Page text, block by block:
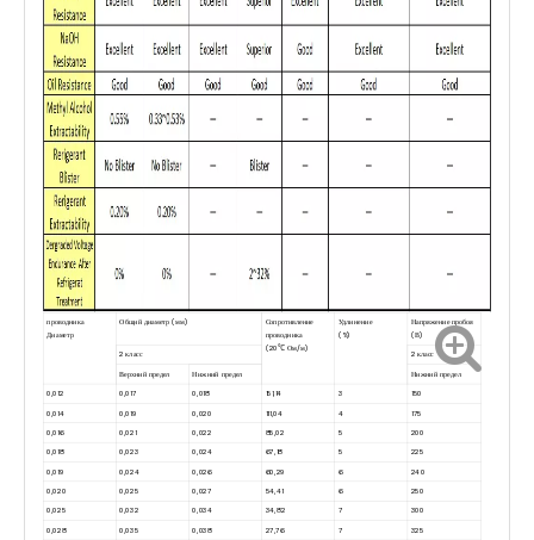
проводника
Диаметр
Общий диаметр (мм) Сопротивление
проводника
(20℃ Ом/м)
Удлинение
(%)
Напряжение пробоя
(В)
2 класс
2 класс
Верхний предел
Нижний предел Нижний предел
0,012 0,017 0,018 151,14 3
150
0,014
0,019 0,020 111,04 4
175
0,016
0,021 0,022 85,02 5
200
0,018
0,023 0,024 67,18 5
225
0,019
0,024 0,026 60,29 6
240
0,020
0,025 0,027 54,41 6
250
0,025
0,032 0,034 34,82 7
300
0,028
0,035 0,038 27,76 7 325